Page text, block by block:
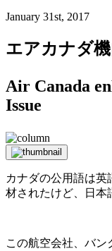
January 31st, 2017
エアカナダ
Air Canada
Issue
カナダの公用語は英
材されたけど、日本
この航空会社、バン